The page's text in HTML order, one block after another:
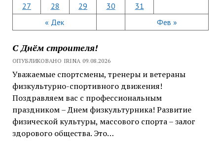
« Дек Фев »
27
28 29 30 31
С Днём строителя!
ОПУБЛИКОВАНО IRINA 09.08.2026
Уважаемые спортсмены, тренеры и ветераны
физкультурно-спортивного движения!
Поздравляем вас с профессиональным
праздником – Днем физкультурника! Развитие
физической культуры, массового спорта – залог
здорового общества. Это…